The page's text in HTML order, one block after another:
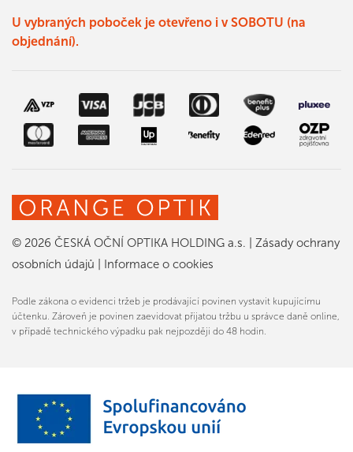
U vybraných poboček je otevřeno i v SOBOTU (na
objednání).
© 2026 ČESKÁ OČNÍ OPTIKA HOLDING a.s.
Zásady ochrany
osobních údajů
Informace o cookies
Podle zákona o evidenci tržeb je prodávající povinen vystavit kupujícímu
účtenku. Zároveň je povinen zaevidovat přijatou tržbu u správce daně online,
v případě technického výpadku pak nejpozději do 48 hodin.